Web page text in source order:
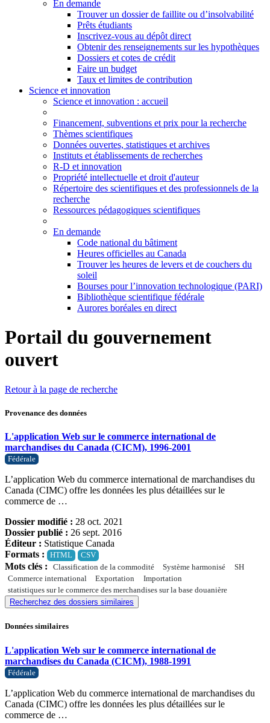
En demande
Trouver un dossier de faillite ou d’insolvabilité
Prêts étudiants
Inscrivez-vous au dépôt direct
Obtenir des renseignements sur les hypothèques
Dossiers et cotes de crédit
Faire un budget
Taux et limites de contribution
Science et innovation
Science et innovation : accueil
Financement, subventions et prix pour la recherche
Thèmes scientifiques
Données ouvertes, statistiques et archives
Instituts et établissements de recherches
R-D et innovation
Propriété intellectuelle et droit d'auteur
Répertoire des scientifiques et des professionnels de la
recherche
Ressources pédagogiques scientifiques
En demande
Code national du bâtiment
Heures officielles au Canada
Trouver les heures de levers et de couchers du
soleil
Bourses pour l’innovation technologique (PARI)
Bibliothèque scientifique fédérale
Aurores boréales en direct
Portail du gouvernement
ouvert
Retour à la page de recherche
Provenance des données
L'application Web sur le commerce international de
marchandises du Canada (CICM), 1996-2001
Fédérale
L’application Web du commerce international de marchandises du
Canada (CIMC) offre les données les plus détaillées sur le
commerce de …
Dossier modifié : 28 oct. 2021
Dossier publié : 26 sept. 2016
Éditeur : Statistique Canada
Formats :
HTML CSV
Mots clés : Classification de la commodité Système harmonisé
SH
Commerce international
Exportation
Importation
statistiques sur le commerce des merchandises sur la base douanière
Recherchez des dossiers similaires
Données similaires
L'application Web sur le commerce international de
marchandises du Canada (CICM), 1988-1991
Fédérale
L’application Web du commerce international de marchandises du
Canada (CIMC) offre les données les plus détaillées sur le
commerce de …